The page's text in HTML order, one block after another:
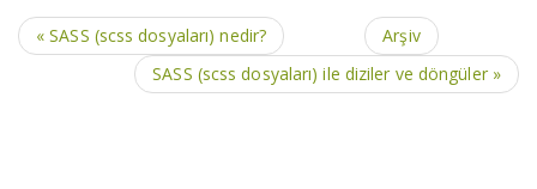
« SASS (scss dosyaları) nedir?
Arşiv
SASS (scss dosyaları) ile diziler ve döngüler »